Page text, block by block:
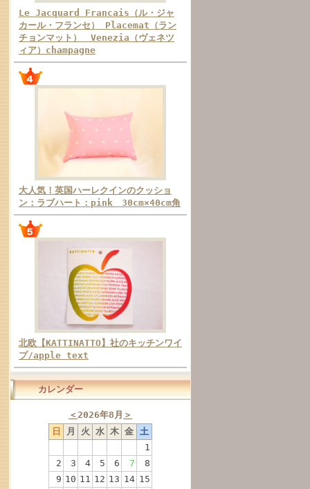
Le Jacquard Francais（ル・ジャ
カール・フランセ） Placemat（ラン
チョンマット） Venezia（ヴェネツ
ィア）champagne
大人気！英国ハーレクインのクッショ
ン：ラブハート：pink 30cm×40cm角
北欧【KATTINATTO】社のキッチンワイ
プ/apple text
カレンダー
＜2026年8月 ＞
日
月 火 水 木 金 土
1
2
3 4 5 6 7
8
9 10 11 12 13 14 15